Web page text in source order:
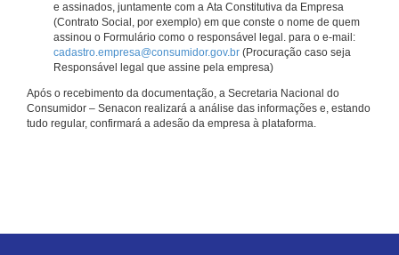
e assinados, juntamente com a Ata Constitutiva da Empresa
(Contrato Social, por exemplo) em que conste o nome de quem
assinou o Formulário como o responsável legal. para o e-mail:
cadastro.empresa@consumidor.gov.br (Procuração caso seja
Responsável legal que assine pela empresa)
Após o recebimento da documentação, a Secretaria Nacional do
Consumidor – Senacon realizará a análise das informações e, estando
tudo regular, confirmará a adesão da empresa à plataforma.